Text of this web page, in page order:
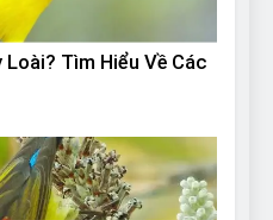
Tìm Hiểu Về Các